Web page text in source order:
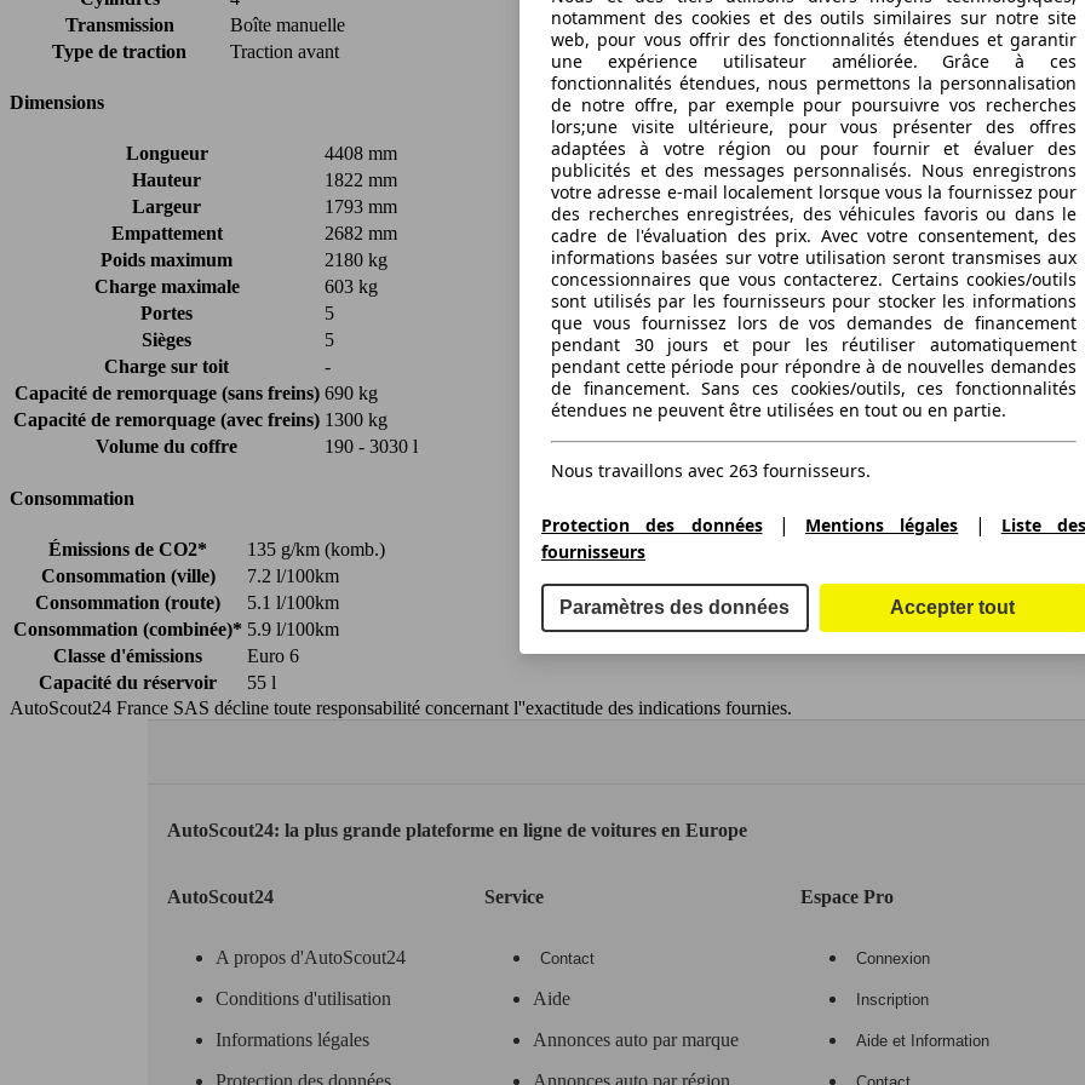
Transmission
Boîte manuelle
Type de traction
Traction avant
Dimensions
Longueur
4408 mm
Hauteur
1822 mm
Largeur
1793 mm
Empattement
2682 mm
Poids maximum
2180 kg
Charge maximale
603 kg
Portes
5
Sièges
5
Charge sur toit
-
Capacité de remorquage (sans freins) 690 kg
Capacité de remorquage (avec freins) 1300 kg
Volume du coffre
190 - 3030 l
Consommation
Émissions de CO2*
135 g/km (komb.)
Consommation (ville)
7.2 l/100km
Consommation (route)
5.1 l/100km
Consommation (combinée)* 5.9 l/100km
Classe d'émissions
Euro 6
Capacité du réservoir
55 l
AutoScout24 France SAS décline toute responsabilité concernant l''exactitude des indications fournies.
AutoScout24: la plus grande plateforme en ligne de voitures en Europe
AutoScout24
A propos d'AutoScout24
Conditions d'utilisation
Informations légales
Service
Contact
Aide
Annonces auto par marque
Espace Pro
Connexion
Inscription
Aide et Information
notamment des cookies et des outils similaires sur notre site
web, pour vous offrir des fonctionnalités étendues et garantir
une expérience utilisateur améliorée. Grâce à ces
fonctionnalités étendues, nous permettons la personnalisation
de notre offre, par exemple pour poursuivre vos recherches
lors;une visite ultérieure, pour vous présenter des offres
adaptées à votre région ou pour fournir et évaluer des
publicités et des messages personnalisés. Nous enregistrons
votre adresse e-mail localement lorsque vous la fournissez pour
des recherches enregistrées, des véhicules favoris ou dans le
cadre de l'évaluation des prix. Avec votre consentement, des
informations basées sur votre utilisation seront transmises aux
concessionnaires que vous contacterez. Certains cookies/outils
sont utilisés par les fournisseurs pour stocker les informations
que vous fournissez lors de vos demandes de financement
pendant 30 jours et pour les réutiliser automatiquement
pendant cette période pour répondre à de nouvelles demandes
de financement. Sans ces cookies/outils, ces fonctionnalités
étendues ne peuvent être utilisées en tout ou en partie.
Nous travaillons avec 263 fournisseurs.
Protection des données| Mentions légales |
Liste des
fournisseurs
Paramètres des données Accepter tout